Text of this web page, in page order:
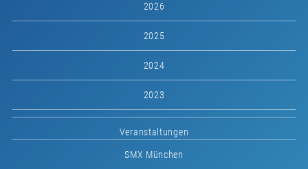
2026
2025
2024
2023
Veranstaltungen
SMX München